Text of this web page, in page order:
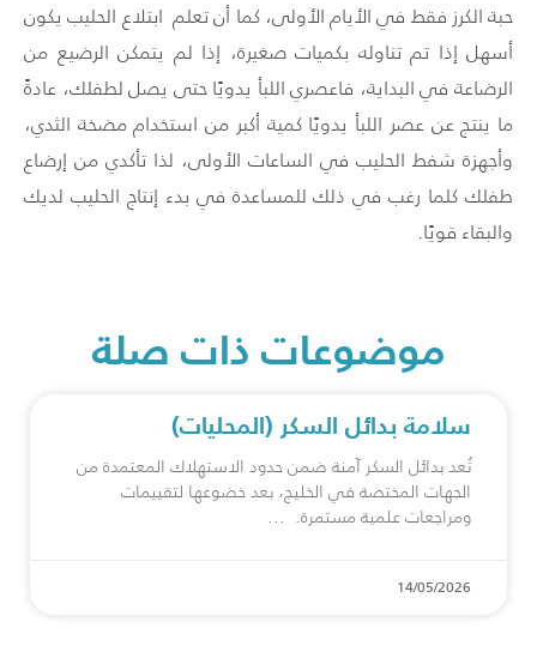
حبة الكرز فقط في الأيام الأولى، كما أن تعلم ابتلاع الحليب يكون
أسهل إذا تم تناوله بكميات صغيرة، إذا لم يتمكن الرضيع من
الرضاعة في البداية، فاعصري اللبأ يدويًا حتى يصل لطفلك، عادةً
ما ينتج عن عصر اللبأ يدويًا كمية أكبر من استخدام مضخة الثدي،
وأجهزة شفط الحليب في الساعات الأولى، لذا تأكدي من إرضاع
طفلك كلما رغب في ذلك للمساعدة في بدء إنتاج الحليب لديك
والبقاء قويًا.
موضوعات ذات صلة
سلامة بدائل السكر (المحليات)
تُعد بدائل السكر آمنة ضمن حدود الاستهلاك المعتمدة من
الجهات المختصة في الخليج، بعد خضوعها لتقييمات
ومراجعات علمية مستمرة.
14/05/2026